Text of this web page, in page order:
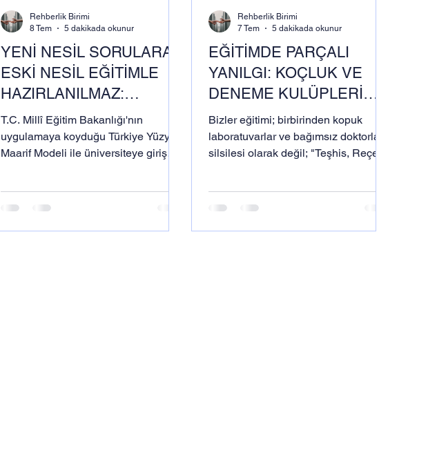
YENİ NESİL SORULARA
ESKİ NESİL EĞİTİMLE
HAZIRLANILMAZ:
EĞİTİMDE BECERİ
TEMELLİ DÖNÜŞÜM VE
KUSURSUZ EKOSİSTEM
T.C. Millî Eğitim Bakanlığı'nın
uygulamaya koyduğu Türkiye Yüzyılı
Maarif Modeli ile üniversiteye giriş
şekilde değişmiştir. Aynı zamanda
Rehberlik Birimi
8 Tem
5 dakikada okunur
EĞİTİMDE PARÇALI
YANILGI: KOÇLUK VE
DENEME KULÜPLERİ
TEK BAŞINA NEDEN
ANLAMSIZDIR?
Bizler eğitimi; birbirinden kopuk
laboratuvarlar ve bağımsız doktorlar
silsilesi olarak değil; "Teşhis, Reçete
senkronizasyonla işletildiği entegre
Rehberlik Birimi
7 Tem
5 dakikada okunur